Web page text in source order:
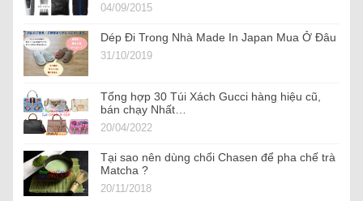
04/09/2015
Dép Đi Trong Nhà Made In Japan Mua Ở Đâu
31/10/2019
Tổng hợp 30 Túi Xách Gucci hàng hiệu cũ,
bán chạy Nhất…
20/04/2022
Tại sao nên dùng chổi Chasen để pha chế trà
Matcha ?
20/11/2018